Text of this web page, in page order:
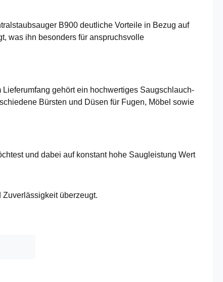
B900 deutliche Vorteile in Bezug auf
was ihn besonders für anspruchsvolle
gehört ein hochwertiges Saugschlauch-
Bürsten und Düsen für Fugen, Möbel sowie
und dabei auf konstant hohe Saugleistung Wert
überzeugt.